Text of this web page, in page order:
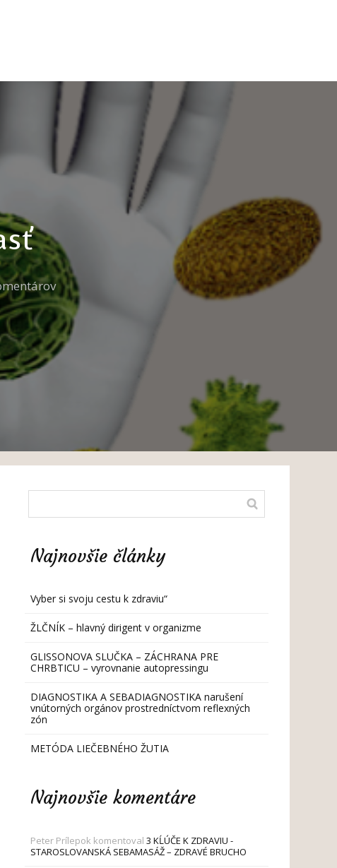
Najnovšie články
Vyber si svoju cestu k zdraviu“
ŽLČNÍK – hlavný dirigent v organizme
GLISSONOVA SLUČKA – ZÁCHRANA PRE
CHRBTICU – vyrovnanie autopressingu
DIAGNOSTIKA A SEBADIAGNOSTIKA narušení
vnútorných orgánov prostredníctvom reflexných
zón
METÓDA LIEČEBNÉHO ŽUTIA
Najnovšie komentáre
Peter Prílepok komentoval 3 KĹÚČE K ZDRAVIU -
STAROSLOVANSKÁ SEBAMASÁŽ – ZDRAVÉ BRUCHO